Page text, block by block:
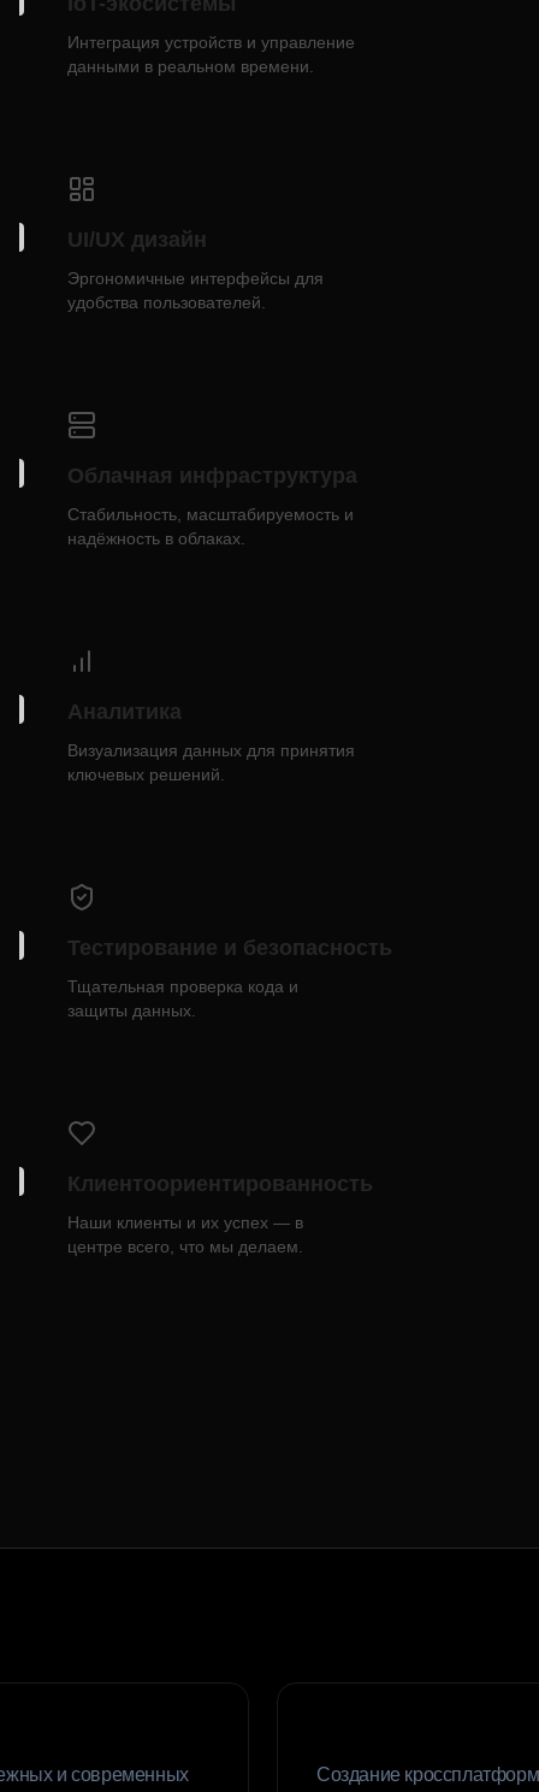
Интеграция устройств и управление
данными в реальном времени.
UI/UX дизайн
Эргономичные интерфейсы для
удобства пользователей.
Облачная инфраструктура
Стабильность, масштабируемость и
надёжность в облаках.
Аналитика
Визуализация данных для принятия
ключевых решений.
Тестирование и безопасность
Тщательная проверка кода и
защиты данных.
Клиентоориентированность
Наши клиенты и их успех — в
центре всего, что мы делаем.
и современных
Создание